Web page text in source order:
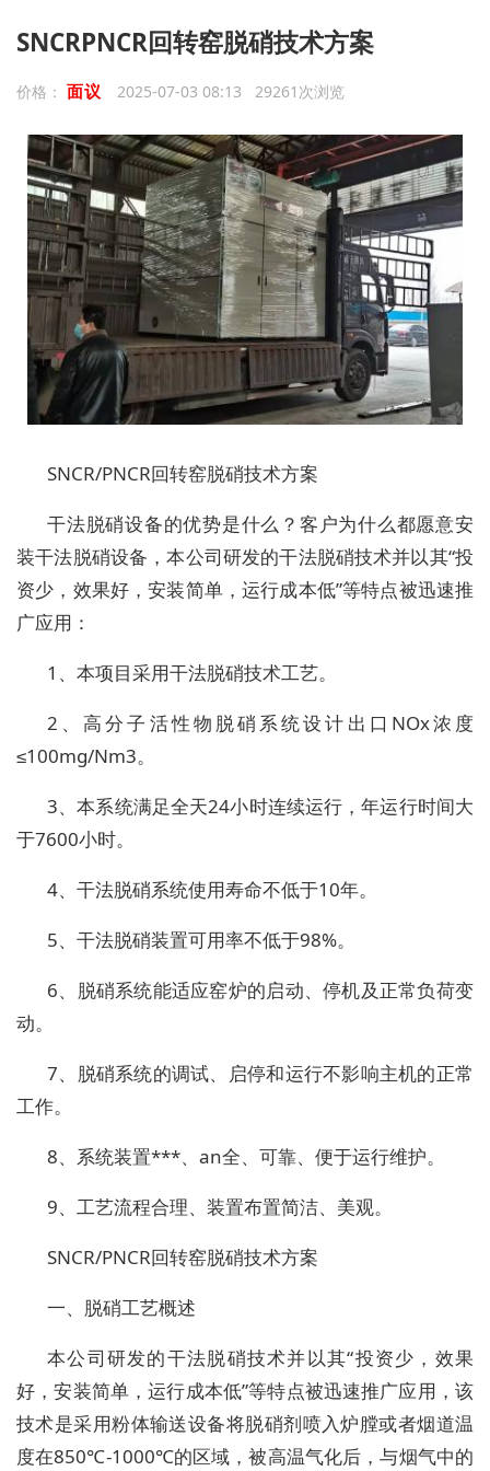
SNCRPNCR回转窑脱硝技术方案
价格： 面议 2025-07-03 08:13 29261次浏览
SNCR/PNCR回转窑脱硝技术方案
干法脱硝设备的优势是什么？客户为什么都愿意安
装干法脱硝设备，本公司研发的干法脱硝技术并以其“投
资少，效果好，安装简单，运行成本低”等特点被迅速推
广应用：
1 、本项目采用干法脱硝技术工艺。
2 、高分子活性物脱硝系统设计出口 NOx浓度
≤100mg/Nm3。
3、本系统满足全天24小时连续运行，年运行时间大
于7600小时。
4、干法脱硝系统使用寿命不低于10年。
5、干法脱硝装置可用率不低于98%。
6、脱硝系统能适应窑炉的启动、停机及正常负荷变
动。
7、脱硝系统的调试、启停和运行不影响主机的正常
工作。
8、系统装置***、 an全、可靠、便于运行维护。
9、工艺流程合理、装置布置简洁、美观。
SNCR/PNCR回转窑脱硝技术方案
一、脱硝工艺概述
本公司研发的干法脱硝技术并以其“投资少，效果
好，安装简单，运行成本低”等特点被迅速推广应用，该
技术是采用粉体输送设备将脱硝剂喷入炉膛或者烟道温
度在850℃-1000℃的区域，被高温气化后，与烟气中的